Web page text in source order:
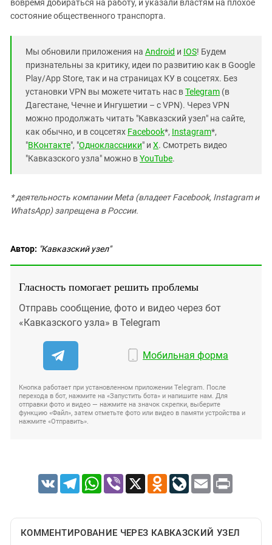
вовремя добираться на работу, и указали властям на плохое
состояние общественного транспорта.
Мы обновили приложения на Android и IOS! Будем
признательны за критику, идеи по развитию как в Google
Play/App Store, так и на страницах КУ в соцсетях. Без
установки VPN вы можете читать нас вTelegram (в
Дагестане, Чечне и Ингушетии – с VPN). Через VPN
можно продолжать читать "Кавказский узел" на сайте,
как обычно, и в соцсетях Facebook*, Instagram*,
"ВКонтакте", "Одноклассники" и X. Смотреть видео
"Кавказского узла" можно вYouTube.
* деятельность компании Meta (владеет Facebook, Instagram и
WhatsApp) запрещена в России.
Автор: "Кавказский узел"
Гласность помогает решить проблемы
Отправь сообщение, фото и видео через бот
«Кавказского узла» в Telegram
Мобильная форма
Кнопка работает при установленном приложении Telegram. После
перехода в бот, нажмите на «Запустить бота» и напишите нам. Для
отправки фото и видео — нажмите на значок скрепки, выберите
функцию «Файл», затем отметьте фото или видео в памяти устройства и
нажмите «Отправить».
VK TelegramWhatsApp
Viber X Odnoklassniki
LiveJournal
Email Print
КОММЕНТИРОВАНИЕ ЧЕРЕЗ КАВКАЗСКИЙ УЗЕЛ